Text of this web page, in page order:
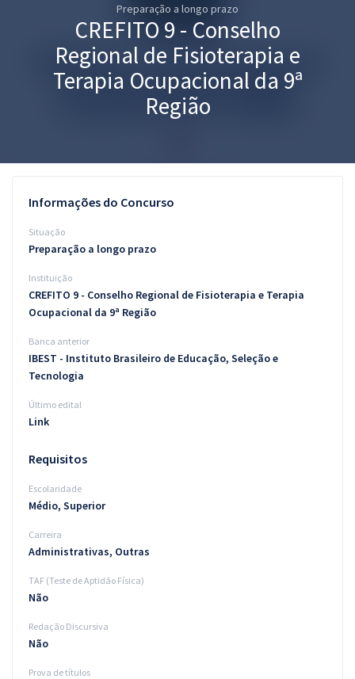
Graduação
Questões grátis
Conteúdo gratuito
Blog
Aprovados
Atendimento
Preparação a longo prazo
CREFITO 9 - Conselho
Regional de Fisioterapia e
Terapia Ocupacional da 9ª
Região
Informações do Concurso
Situação
Preparação a longo prazo
Instituição
CREFITO 9 - Conselho Regional de Fisioterapia e Terapia
Ocupacional da 9ª Região
Banca anterior
IBEST - Instituto Brasileiro de Educação, Seleção e
Tecnologia
Último edital
Link
Requisitos
Escolaridade
Médio, Superior
Carreira
Administrativas, Outras
TAF (Teste de Aptidão Física)
Não
Redação Discursiva
Não
Prova de títulos